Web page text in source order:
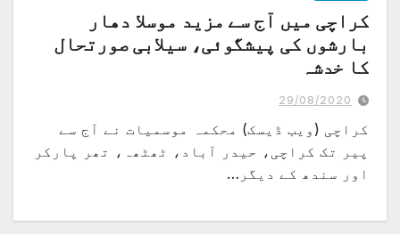
کراچی میں آج سے مزید موسلا دھار
بارشوں کی پیشگوئی، سیلابی صورتحال
کا خدشہ
29/08/2020
کراچی (ویب ڈیسک) محکمہ موسمیات نے آج سے
پیر تک کراچی، حیدر آباد، ٹھٹھہ، تھر پارکر
اور سندھ کے دیگر…